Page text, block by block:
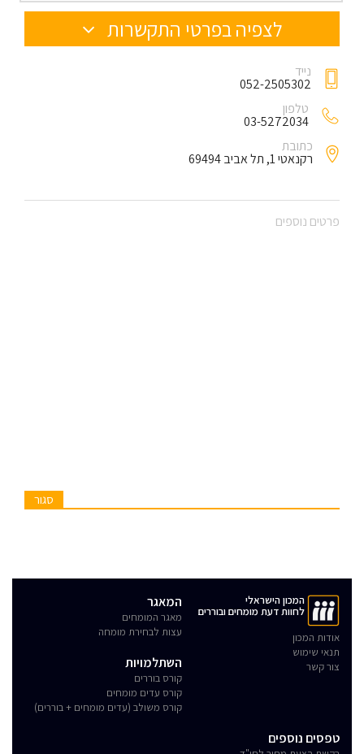
לצפיה בפרטי התקשרות
נייד
052-2505302
טלפון
03-5272034
כתובת
רקנאטי 1, תל אביב 69494
פרטים נוספים
סגור
המכון הישראלי
לחוות דעת מומחים ובוררים
אודות המכון
תנאי שימוש
צור קשר
המאגר
מאגר המומחים
עצות לבחירת מומחה
השתלמויות
קורס בוררים
קורס עדים מומחים
קורס משולב (עדים מומחים + בוררים)
טפסים נוספים